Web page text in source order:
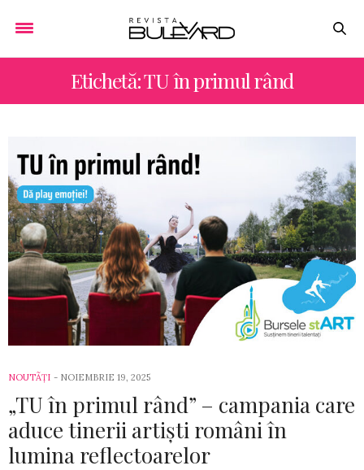
Etichetă: TU în primul rând
NOUTÃȚI - NOIEMBRIE 19, 2025
„TU în primul rând” – campania care
aduce tinerii artiști români în
lumina reflectoarelor